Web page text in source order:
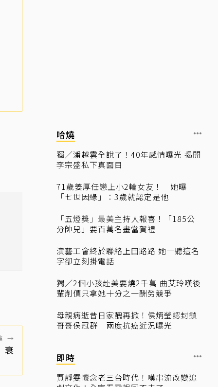
→
衰
哈燒
獨／潘越雲全說了！40年感情曝光 揭開
李宗盛私下真面目
71歲姜厚任戀上小2輪女友！ 她曝
「七世因緣」：3歲就認定是他
「五燈獎」最美主持人報喜！「185公
分帥兒」要百萬名畫當賀禮
演藝工會終於聯絡上田路路 她一聽這名
字卻立刻掛電話
獨／2個小孩赴美要燒2千萬 曲艾玲嘆後
輩削價只拿她十分之一酬勞競爭
母親病逝昔日家醜再掀！侯炳瑩認封鎖
哥哥侯冠群 兩度抗癌近況曝光
即時
賈靜雯懷念老三台時代！嘆串流改變追